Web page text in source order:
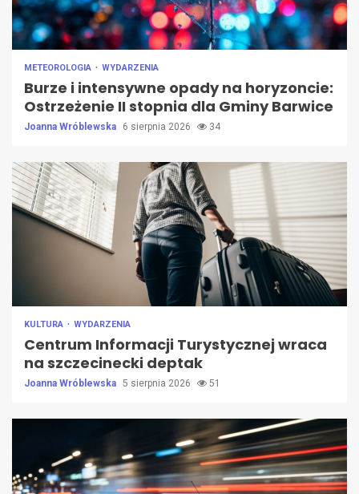
METEOROLOGIA WYDARZENIA
Burze i intensywne opady na horyzoncie:
Ostrzeżenie II stopnia dla Gminy Barwice
Joanna Wróblewska 6 sierpnia 2026 34
KULTURA WYDARZENIA
Centrum Informacji Turystycznej wraca
na szczecinecki deptak
Joanna Wróblewska 5 sierpnia 2026 51